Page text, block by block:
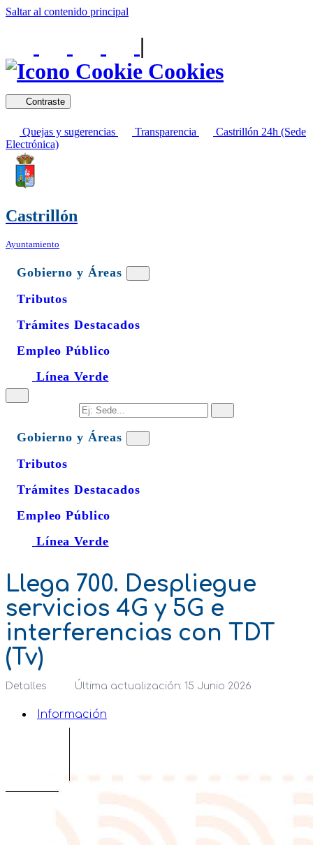
Saltar al contenido principal
|
Cookies
Contraste
Quejas y sugerencias Transparencia
Castrillón 24h (Sede
Electrónica)
Castrillón
Ayuntamiento
Gobierno y Áreas
Tributos
Trámites Destacados
Empleo Público
Línea Verde
Gobierno y Áreas
Tributos
Trámites Destacados
Empleo Público
Línea Verde
Llega 700. Despliegue
servicios 4G y 5G e
interferencias con TDT
(Tv)
Detalles Última actualización: 15 Junio 2026
Información